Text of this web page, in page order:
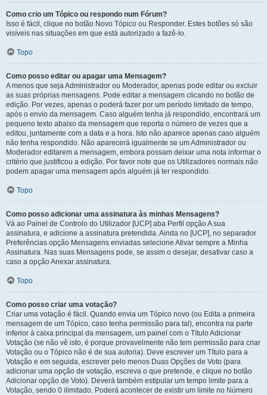
Como crio um Tópico ou respondo num Fórum?
Isso é fácil, clique no botão Novo Tópico ou Responder. Estes botões só são
visíveis nas situações em que está autorizado a fazê-lo.
Topo
Como posso editar ou apagar uma Mensagem?
A menos que seja Administrador ou Moderador, apenas pode editar ou excluir
as suas próprias mensagens. Pode editar a mensagem clicando no botão de
edição. Por vezes, apenas o poderá fazer por um período limitado de tempo,
após o envio da mensagem. Caso alguém tenha já respondido, encontrará um
pequeno texto abaixo da mensagem que reporta o número de vezes que a
editou, juntamente com a data e a hora. Isto não aparece apenas caso alguém
não tenha respondido. Não aparecerá igualmente se um Administrador ou
Moderador editarem a mensagem, embora possam deixar uma nota informar o
critério que justificou a edição. Por favor note que os Utilizadores normais não
podem apagar uma mensagem após alguém já ter respondido.
Topo
Como posso adicionar uma assinatura às minhas Mensagens?
Vá ao Painel de Controlo do Utilizador [UCP] aba Perfil opção A sua
assinatura, e adicione a assinatura pretendida. Ainda no [UCP], no separador
Preferências opção Mensagens enviadas selecione Ativar sempre a Minha
Assinatura. Nas suas Mensagens pode, se assim o desejar, desativar caso a
caso a opção Anexar assinatura.
Topo
Como posso criar uma votação?
Criar uma votação é fácil. Quando envia um Tópico novo (ou Edita a primeira
mensagem de um Tópico, caso tenha permissão para tal), encontra na parte
inferior à caixa principal da mensagem, um painel com o Título Adicionar
Votação (se não vê isto, é porque provavelmente não tem permissão para criar
Votação ou o Tópico não é de sua autoria). Deve escrever um Título para a
Votação e em seguida, escrever pelo menos Duas Opções de Voto (para
adicionar uma opção de votação, escreva o que pretende, e clique no botão
Adicionar opção de Voto). Deverá também estipular um tempo limite para a
Votação, sendo 0 ilimitado. Poderá acontecer de existir um limite no Número